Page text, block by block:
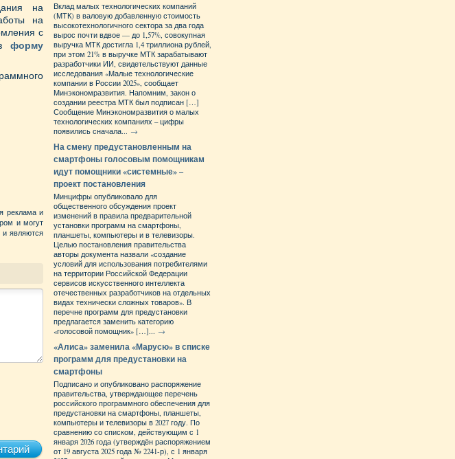
на
на
с
форму
реклама и
и могут
и являются
Вклад малых технологических компаний
(МТК) в валовую добавленную стоимость
высокотехнологичного сектора за два года
вырос почти вдвое — до 1,57%, совокупная
выручка МТК достигла 1,4 триллиона рублей,
при этом 21% в выручке МТК зарабатывают
разработчики ИИ, свидетельствуют данные
исследования «Малые технологические
компании в России 2025», сообщает
Минэкономразвития. Напомним, закон о
создании реестра МТК был подписан […]
Сообщение Минэкономразвития о малых
технологических компаниях – цифры
появились сначала... →
На смену предустановленным на
смартфоны голосовым помощникам
идут помощники «системные» –
проект постановления
Минцифры опубликовало для
общественного обсуждения проект
изменений в правила предварительной
установки программ на смартфоны,
планшеты, компьютеры и в телевизоры.
Целью постановления правительства
авторы документа назвали «создание
условий для использования потребителями
на территории Российской Федерации
сервисов искусственного интеллекта
отечественных разработчиков на отдельных
видах технически сложных товаров». В
перечне программ для предустановки
предлагается заменить категорию
«голосовой помощник» […]... →
«Алиса» заменила «Марусю» в списке
программ для предустановки на
смартфоны
Подписано и опубликовано распоряжение
правительства, утверждающее перечень
российского программного обеспечения для
предустановки на смартфоны, планшеты,
компьютеры и телевизоры в 2027 году. По
сравнению со списком, действующим с 1
января 2026 года (утверждён распоряжением
от 19 августа 2025 года № 2241-р), с 1 января